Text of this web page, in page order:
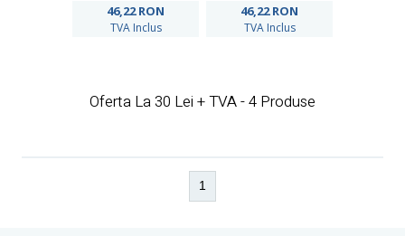
46,22RON
TVA Inclus
46,22RON
TVA Inclus
Oferta La 30 Lei + TVA - 4 Produse
1